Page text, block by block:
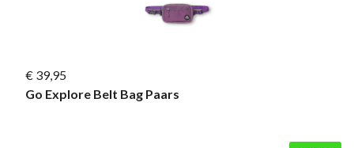
€ 39,95
Go Explore Belt Bag Paars